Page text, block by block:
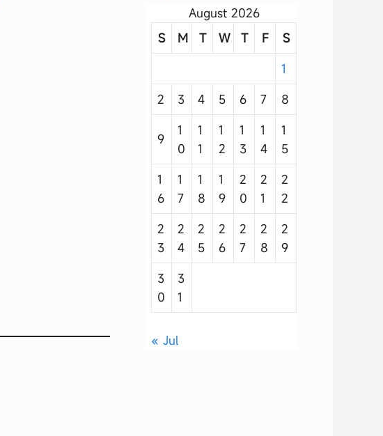
August 2026
S
M T W T F
S
1
2
3 4 5 6 7 8
9
1
0
1
1
1
2
1
3
1
4
1
5
1
6
1
7
1
8
1
9
2
0
2
1
2
2
2
3
2
4
2
5
2
6
2
7
2
8
2
9
3
0
3
1
« Jul